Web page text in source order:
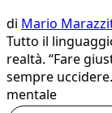
di Mario
Tutto il
realtà. “Fare
sempre
mentale